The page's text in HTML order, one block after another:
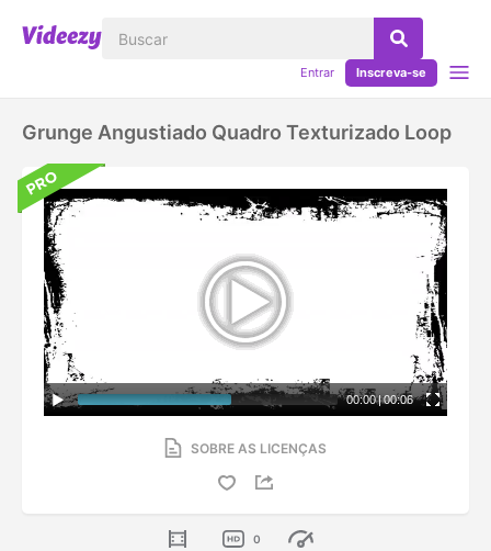
Entrar Inscreva-se
Grunge Angustiado Quadro Texturizado Loop
00:00|00:06
SOBRE AS LICENÇAS
0